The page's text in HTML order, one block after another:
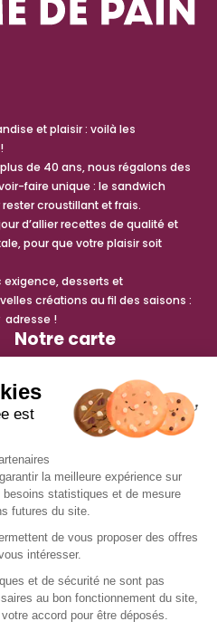
et plaisir : voilà les
de 40 ans, nous régalons des
faire unique : le sandwich
croustillant et frais.
d’allier recettes de qualité et
pour que votre plaisir soit
desserts et
créations au fil des saisons :
adresse !
Notre carte
Salades
Petite faim
Viennoiseries
Boissons chaudes
Boissons fraîches
Nous rejoindre
Offres d’emploi
Devenir franchisé